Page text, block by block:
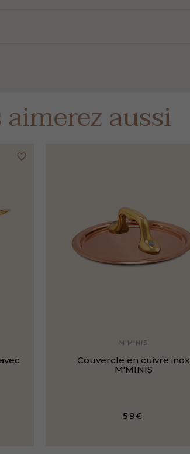
aussi
favorite_border
M'MINIS
Couvercle en cuivre inox
M'MINIS
59€